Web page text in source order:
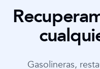
Gasolineras,